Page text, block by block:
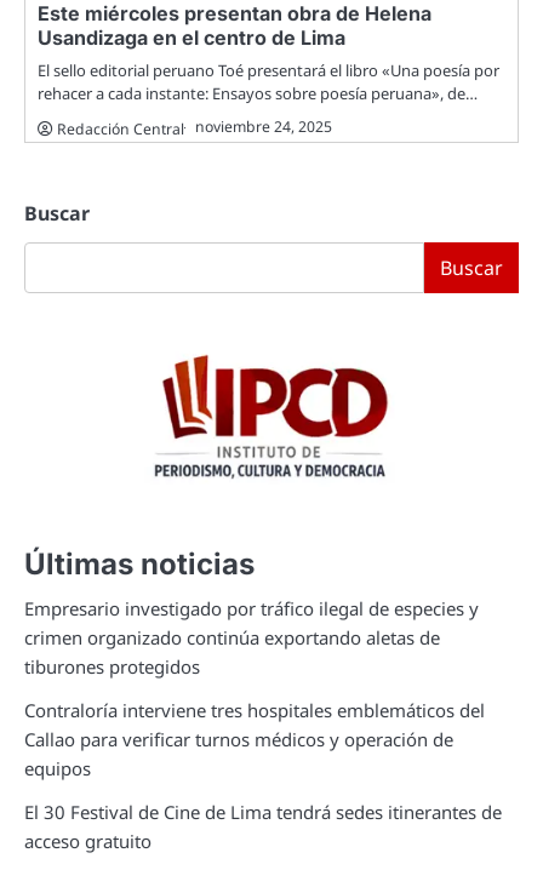
Este miércoles presentan obra de Helena
Usandizaga en el centro de Lima
El sello editorial peruano Toé presentará el libro «Una poesía por
rehacer a cada instante: Ensayos sobre poesía peruana», de…
Redacción Central noviembre 24, 2025
Buscar
Buscar
Últimas noticias
Empresario investigado por tráfico ilegal de especies y
crimen organizado continúa exportando aletas de
tiburones protegidos
Contraloría interviene tres hospitales emblemáticos del
Callao para verificar turnos médicos y operación de
equipos
El 30 Festival de Cine de Lima tendrá sedes itinerantes de
acceso gratuito